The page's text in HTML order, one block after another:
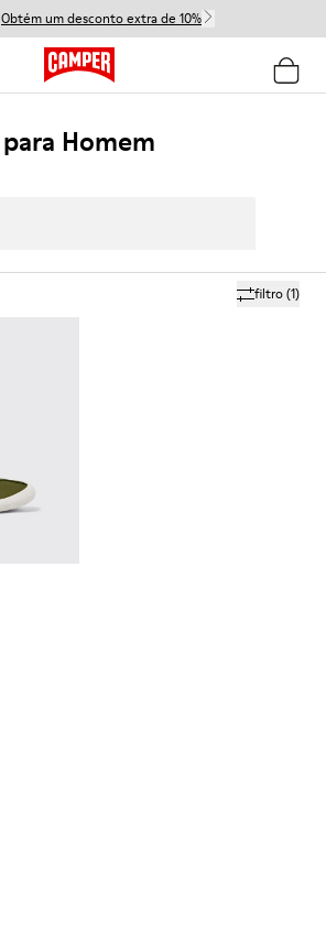
Obtém um desconto extra de 10%
para Homem
filtro(1)